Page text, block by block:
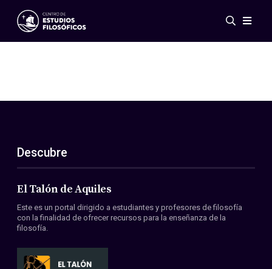
Eventos
ES
EN
Acerca de nosotros
Miembros
Convenios
Descubre
El Talón de Aquiles
Este es un portal dirigido a estudiantes y profesores de filosofía
con la finalidad de ofrecer recursos para la enseñanza de la
filosofía.